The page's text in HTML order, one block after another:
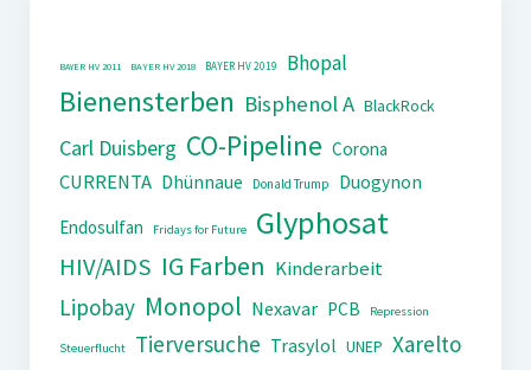
BAYER HV 2011 BAYER HV 2018 BAYER HV 2019 Bhopal
Bienensterben Bisphenol A BlackRock
Carl Duisberg CO-Pipeline Corona
CURRENTA Dhünnaue Donald Trump
Duogynon
Endosulfan
Fridays for Future Glyphosat
HIV/AIDS IG Farben Kinderarbeit
Lipobay Monopol Nexavar PCB Repression
Steuerflucht Tierversuche Trasylol UNEP Xarelto